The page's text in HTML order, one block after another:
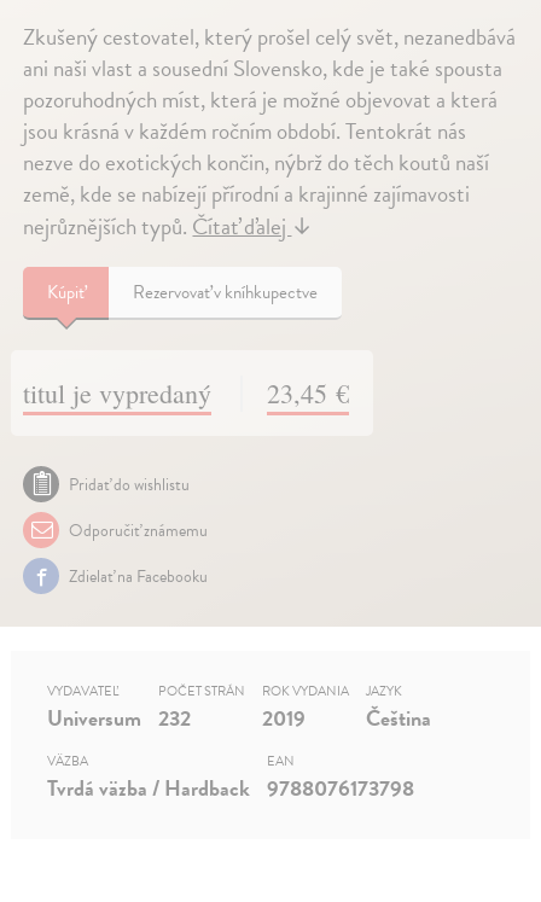
Zkušený cestovatel, který prošel celý svět, nezanedbává
ani naši vlast a sousední Slovensko, kde je také spousta
pozoruhodných míst, která je možné objevovat a která
jsou krásná v každém ročním období. Tentokrát nás
nezve do exotických končin, nýbrž do těch koutů naší
země, kde se nabízejí přírodní a krajinné zajímavosti
nejrůznějších typů. Čítať ďalej ↓
Kúpiť Rezervovať v kníhkupectve
titul je vypredaný 23,45 €
Pridať do wishlistu
Odporučiť známemu
Zdielať na Facebooku
VYDAVATEĽ
Universum
POČET STRÁN
232
ROK VYDANIA
2019
JAZYK
Čeština
VÄZBA
Tvrdá väzba / Hardback
EAN
9788076173798